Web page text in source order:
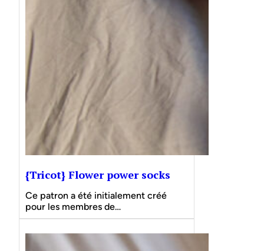
{Tricot} Flower power socks
Ce patron a été initialement créé
pour les membres de…